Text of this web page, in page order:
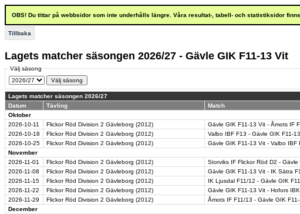
OBS! Du tittar på webbsidor som inte underhålls längre. Våra resultat-, tabell- och statistiksidor
Tillbaka
Lagets matcher säsongen 2026/27 - Gävle GIK F11-13 Vit
Välj säsong
Lagets matcher säsongen 2026/27
Datum
Tävling Match
Oktober
2026-10-11
Flickor Röd Division 2 Gävleborg (2012) Gävle GIK F11-13 Vit - Åmots IF
2026-10-18
Flickor Röd Division 2 Gävleborg (2012) Valbo IBF F13 - Gävle GIK F11-
2026-10-25
Flickor Röd Division 2 Gävleborg (2012) Gävle GIK F11-13 Vit - Valbo IBF
November
2026-11-01
Flickor Röd Division 2 Gävleborg (2012) Storviks IF Flickor Röd D2 -
2026-11-08
Flickor Röd Division 2 Gävleborg (2012) Gävle GIK F11-13 Vit - IK Sätra
2026-11-15
Flickor Röd Division 2 Gävleborg (2012) IK Ljusdal F11/12 - Gävle GIK
2026-11-22
Flickor Röd Division 2 Gävleborg (2012) Gävle GIK F11-13 Vit - Hofors
2026-11-29
Flickor Röd Division 2 Gävleborg (2012) Åmots IF F11/13 - Gävle GIK
December